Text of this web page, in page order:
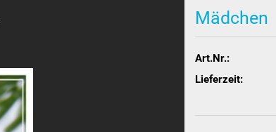
Mädchen
Art.Nr.:
Lieferzeit: